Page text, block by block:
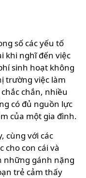
số các yếu tố
khi nghĩ đến việc
sinh hoạt không
trường việc làm
chắn, nhiều
có đủ nguồn lực
của một gia đình.
cùng với các
cho con cái và
những gánh nặng
trẻ cảm thấy